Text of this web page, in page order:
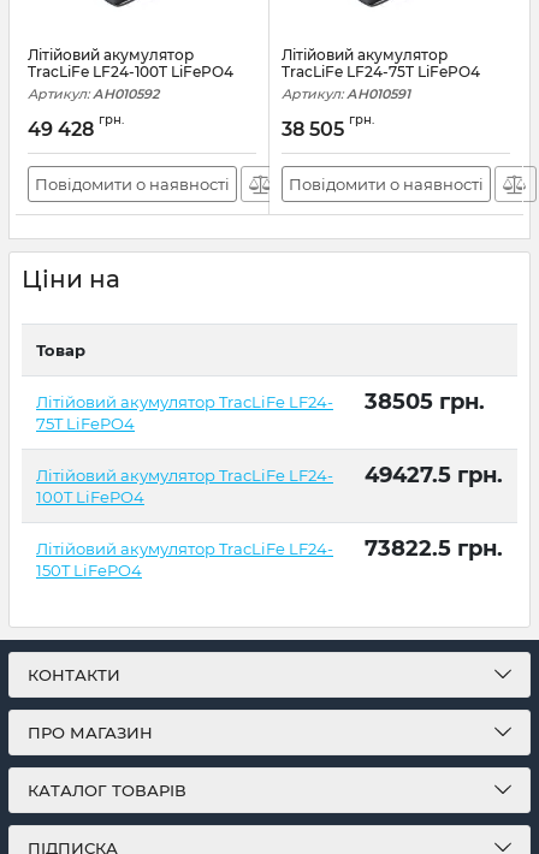
Літійовий акумулятор
TracLiFe LF24-100T LiFePO4
Артикул: АН010592
49 428 грн.
Повідомити о наявності
Літійовий акумулятор
TracLiFe LF24-75T LiFePO4
Артикул: АН010591
38 505 грн.
Повідомити о наявності
Ціни на
Товар
Літійовий акумулятор TracLiFe LF24-
75T LiFePO4
38505 грн.
Літійовий акумулятор TracLiFe LF24-
100T LiFePO4
49427.5 грн.
Літійовий акумулятор TracLiFe LF24-
150T LiFePO4
73822.5 грн.
КОНТАКТИ
ПРО МАГАЗИН
КАТАЛОГ ТОВАРІВ
ПІДПИСКА